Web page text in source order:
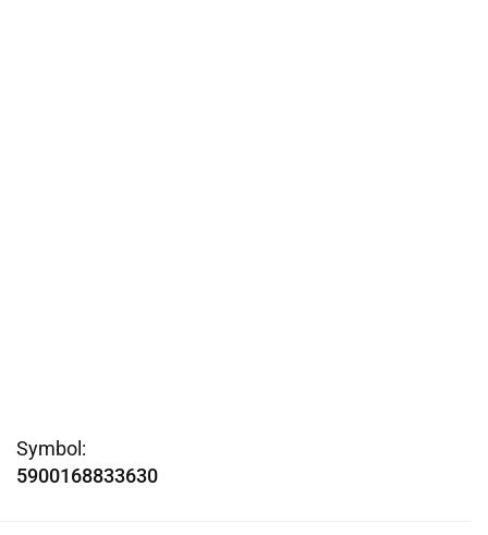
Symbol:
5900168833630